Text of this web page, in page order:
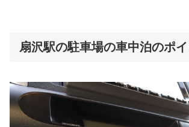
扇沢駅の駐車場の車中泊のポ